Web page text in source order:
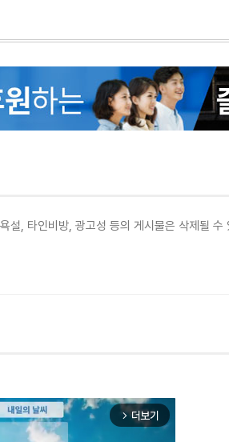
arrow_forward_ios 더보기